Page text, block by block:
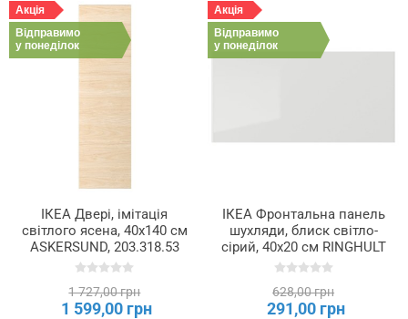
Акція
Відправимо
у понеділок
ІКЕА Двері, імітація
світлого ясена, 40x140 см
ASKERSUND, 203.318.53
1 727,00 грн
1 599,00 грн
Акція
Відправимо
у понеділок
ІКЕА Фронтальна панель
шухляди, блиск світло-
сірий, 40x20 см RINGHULT
РИНГУЛЬТ, 503.271.47
628,00 грн
291,00 грн